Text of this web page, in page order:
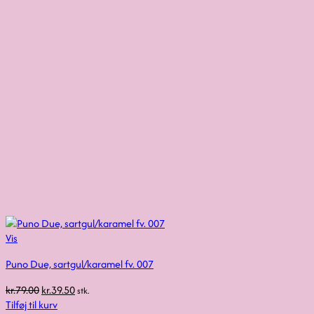
Vis
Puno Due, sartgul/karamel fv. 007
kr.79.00Den
oprindelige
kr.39.50Den
stk.
Tilføj til kurv